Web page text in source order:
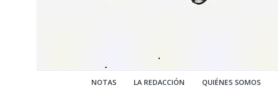
NOTAS LA REDACCIÓN QUIÉNES SOMOS